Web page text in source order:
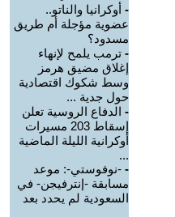
- أوكرانيا والناتو..
عضوية مؤجلة أم طريق
مسدود؟
- ترمب يلمح لإنهاء
إغلاق مضيق هرمز
وسط شكوك اقتصادية
حول جدية ...
- الدفاع الروسية تعلن
إسقاط 203 مسيرات
أوكرانية الليلة الماضية
...
- -نوفوستي-: موعد
مسابقة -إنترفيجن- في
السعودية لم يحدد بعد